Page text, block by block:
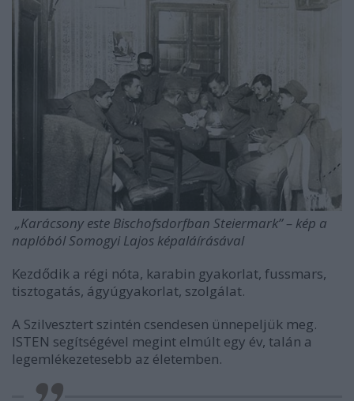
„Karácsony este Bischofsdorfban Steiermark” – kép a
naplóból Somogyi Lajos képaláírásával
Kezdődik a régi nóta, karabin gyakorlat, fussmars,
tisztogatás, ágyúgyakorlat, szolgálat.
A Szilvesztert szintén csendesen ünnepeljük meg.
ISTEN segítségével megint elmúlt egy év, talán a
legemlékezetesebb az életemben.